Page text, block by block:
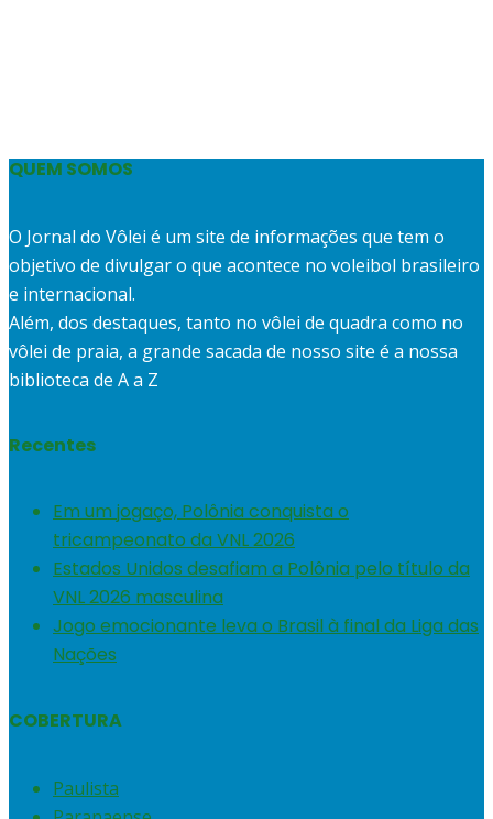
QUEM SOMOS
O Jornal do Vôlei é um site de informações que tem o
objetivo de divulgar o que acontece no voleibol brasileiro
e internacional.
Além, dos destaques, tanto no vôlei de quadra como no
vôlei de praia, a grande sacada de nosso site é a nossa
biblioteca de A a Z
Recentes
Em um jogaço, Polônia conquista o
tricampeonato da VNL 2026
Estados Unidos desafiam a Polônia pelo título da
VNL 2026 masculina
Jogo emocionante leva o Brasil à final da Liga das
Nações
COBERTURA
Paulista